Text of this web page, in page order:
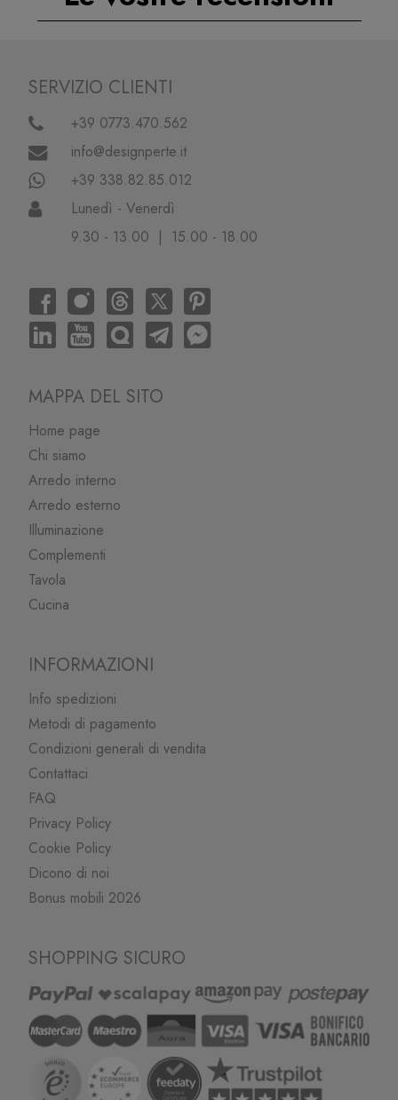
SERVIZIO CLIENTI
+39 0773.470.562
info@designperte.it
+39 338.82.85.012
Lunedì - Venerdì
9.30 - 13.00 | 15.00 - 18.00
MAPPA DEL SITO
Home page
Chi siamo
Arredo interno
Arredo esterno
Illuminazione
Complementi
Tavola
Cucina
INFORMAZIONI
Info spedizioni
Metodi di pagamento
Condizioni generali di vendita
Contattaci
FAQ
Privacy Policy
Cookie Policy
Dicono di noi
Bonus mobili 2026
SHOPPING SICURO